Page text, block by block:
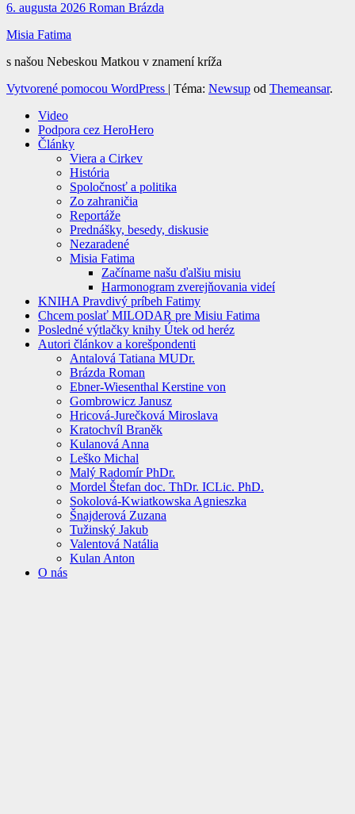
6. augusta 2026 Roman Brázda
Misia Fatima
s našou Nebeskou Matkou v znamení kríža
Vytvorené pomocou WordPress | Téma: Newsup od Themeansar.
Video
Podpora cez HeroHero
Články
Viera a Cirkev
História
Spoločnosť a politika
Zo zahraničia
Reportáže
Prednášky, besedy, diskusie
Nezaradené
Misia Fatima
Začíname našu ďalšiu misiu
Harmonogram zverejňovania videí
KNIHA Pravdivý príbeh Fatimy
Chcem poslať MILODAR pre Misiu Fatima
Posledné výtlačky knihy Útek od heréz
Autori článkov a korešpondenti
Antalová Tatiana MUDr.
Brázda Roman
Ebner-Wiesenthal Kerstine von
Gombrowicz Janusz
Hricová-Jurečková Miroslava
Kratochvíl Braněk
Kulanová Anna
Leško Michal
Malý Radomír PhDr.
Mordel Štefan doc. ThDr. ICLic. PhD.
Sokolová-Kwiatkowska Agnieszka
Šnajderová Zuzana
Tužinský Jakub
Valentová Natália
Kulan Anton
O nás